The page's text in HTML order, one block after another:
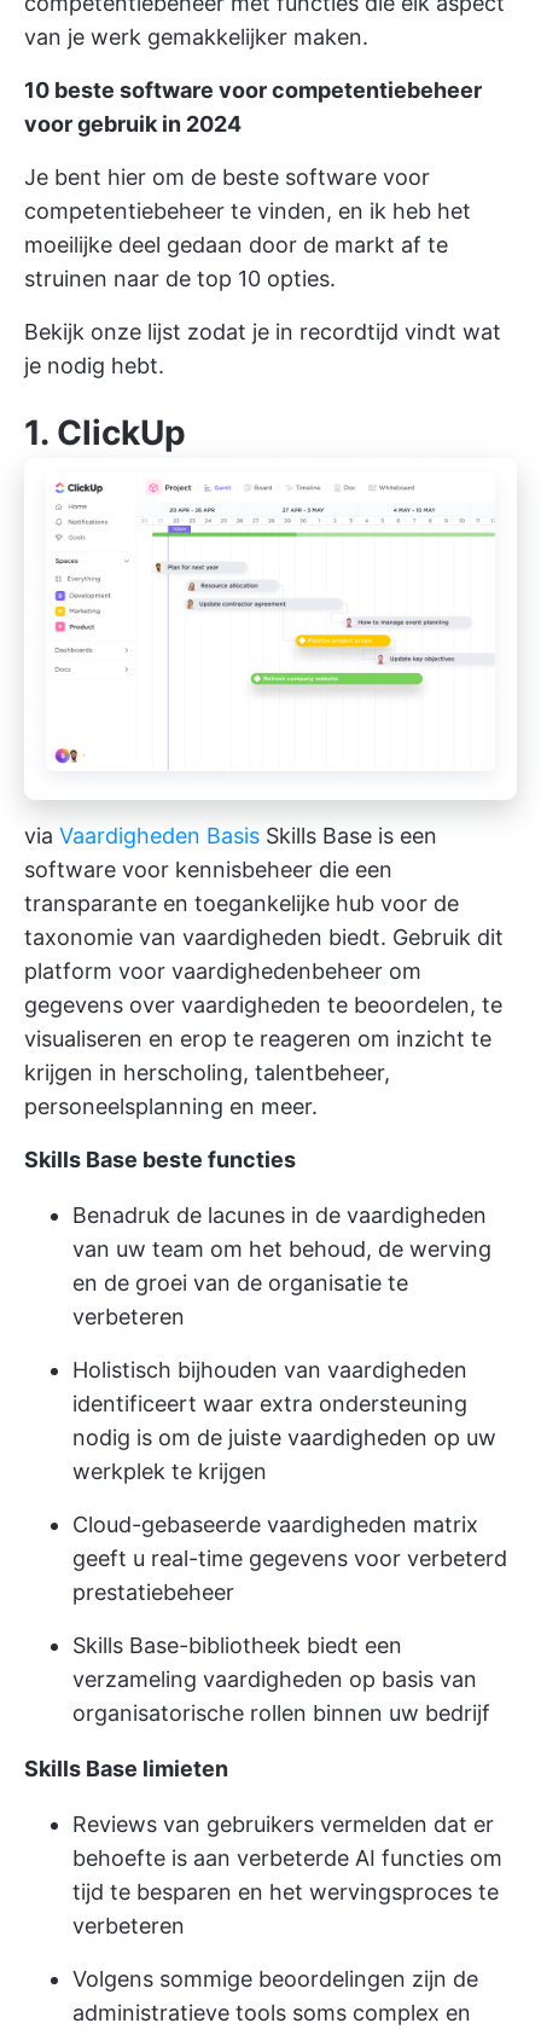
van je werk gemakkelijker maken.
10 beste software voor competentiebeheer
voor gebruik in 2024
Je bent hier om de beste software voor
competentiebeheer te vinden, en ik heb het
moeilijke deel gedaan door de markt af te
struinen naar de top 10 opties.
Bekijk onze lijst zodat je in recordtijd vindt wat
je nodig hebt.
1. ClickUp
via Vaardigheden Basis Skills Base is een
software voor kennisbeheer die een
transparante en toegankelijke hub voor de
taxonomie van vaardigheden biedt. Gebruik dit
platform voor vaardighedenbeheer om
gegevens over vaardigheden te beoordelen, te
visualiseren en erop te reageren om inzicht te
krijgen in herscholing, talentbeheer,
personeelsplanning en meer.
Skills Base beste functies
Benadruk de lacunes in de vaardigheden
van uw team om het behoud, de werving
en de groei van de organisatie te
verbeteren
Holistisch bijhouden van vaardigheden
identificeert waar extra ondersteuning
nodig is om de juiste vaardigheden op uw
werkplek te krijgen
Cloud-gebaseerde vaardigheden matrix
geeft u real-time gegevens voor verbeterd
prestatiebeheer
Skills Base-bibliotheek biedt een
verzameling vaardigheden op basis van
organisatorische rollen binnen uw bedrijf
Skills Base limieten
Reviews van gebruikers vermelden dat er
behoefte is aan verbeterde AI functies om
tijd te besparen en het wervingsproces te
verbeteren
Volgens sommige beoordelingen zijn de
administratieve tools soms complex en